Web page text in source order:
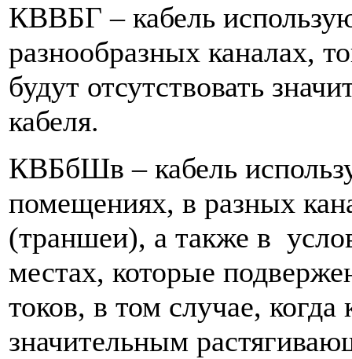
КВВБГ – кабель
разнообразных каналах,
будут отсутствовать
кабеля.
КВБбШв – кабель
помещениях, в разных
(траншеи), а также в
местах, которые
токов, в том случае,
значительным